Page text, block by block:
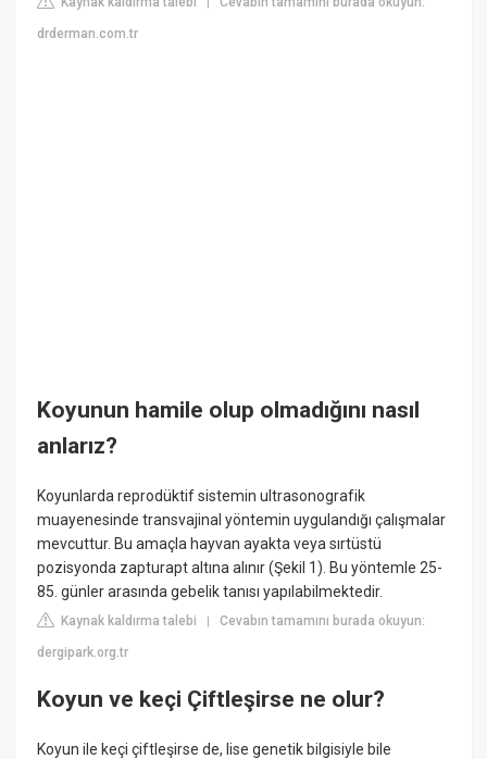
|
drderman.com.tr
Koyunun hamile olup olmadığını nasıl
anlarız?
Koyunlarda reprodüktif sistemin ultrasonografik
muayenesinde transvajinal yöntemin uygulandığı çalışmalar
mevcuttur. Bu amaçla hayvan ayakta veya sırtüstü
pozisyonda zapturapt altına alınır (Şekil 1). Bu yöntemle 25-
85. günler arasında gebelik tanısı yapılabilmektedir.
Kaynak kaldırma talebi |Cevabın tamamını burada okuyun:
dergipark.org.tr
Koyun ve keçi Çiftleşirse ne olur?
Koyun ile keçi çiftleşirse de, lise genetik bilgisiyle bile